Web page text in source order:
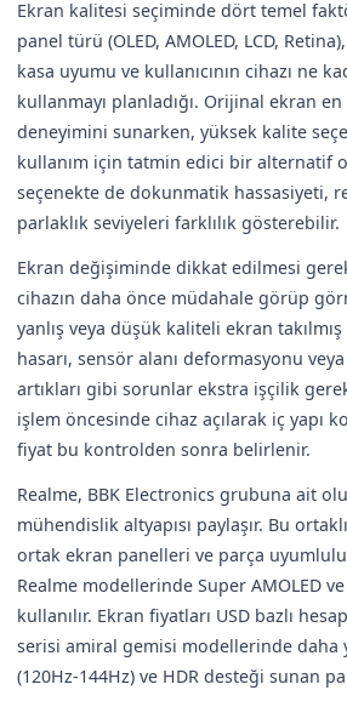
Ekran kalitesi seçiminde dört temel
panel türü (OLED, AMOLED, LCD,
kasa uyumu ve kullanıcının cihazı ne
kullanmayı planladığı. Orijinal ekran
deneyimini sunarken, yüksek kalite
kullanım için tatmin edici bir alternatif
seçenekte de dokunmatik hassasiyeti,
parlaklık seviyeleri farklılık gösterebilir.
Ekran değişiminde dikkat edilmesi
cihazın daha önce müdahale görüp
yanlış veya düşük kaliteli ekran
hasarı, sensör alanı deformasyonu
artıkları gibi sorunlar ekstra işçilik
işlem öncesinde cihaz açılarak iç yapı
fiyat bu kontrolden sonra belirlenir.
Realme, BBK Electronics grubuna ait
mühendislik altyapısı paylaşır. Bu
ortak ekran panelleri ve parça
Realme modellerinde Super AMOLED
kullanılır. Ekran fiyatları USD bazlı
serisi amiral gemisi modellerinde daha
(120Hz-144Hz) ve HDR desteği sunan